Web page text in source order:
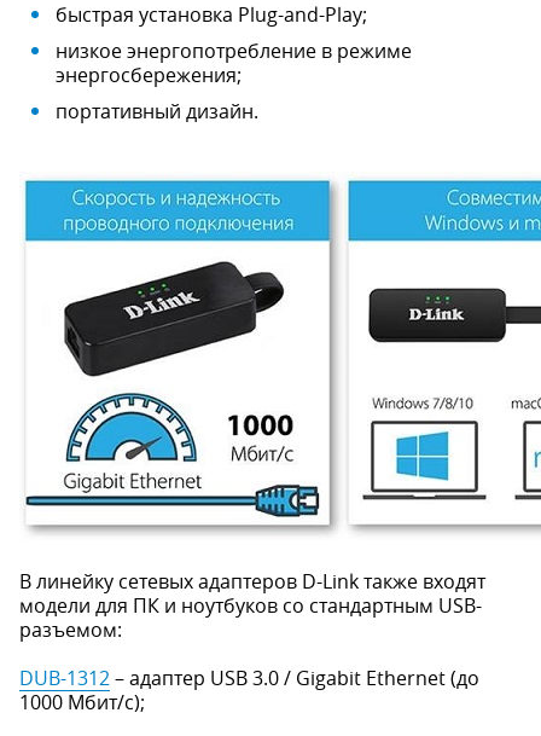
быстрая установка Plug-and-Play;
низкое энергопотребление в режиме
энергосбережения;
портативный дизайн.
В линейку сетевых адаптеров D-Link также входят
модели для ПК и ноутбуков со стандартным USB-
разъемом:
DUB-1312– адаптер USB 3.0 / Gigabit Ethernet (до
1000 Мбит/с);